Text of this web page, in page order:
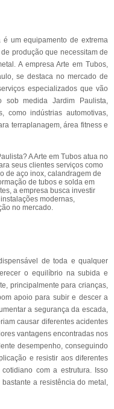
um equipamento de extrema
produção que necessitam de
A empresa Arte em Tubos,
se destaca no mercado de
especializados que vão
medida Jardim Paulista,
como indústrias automotivas,
terraplanagem, área fitness e
A Arte em Tubos atua no
seus clientes serviços como
de aço inox, calandragem de
de tubos e solda em
a empresa busca investir
modernas,
no mercado.
de toda e qualquer
o equilíbrio na subida e
principalmente para crianças,
apoio para subir e descer a
a segurança da escada,
causar diferentes acidentes
vantagens encontradas nos
desempenho, conseguindo
e resistir aos diferentes
com a estrutura. Isso
a resistência do metal,